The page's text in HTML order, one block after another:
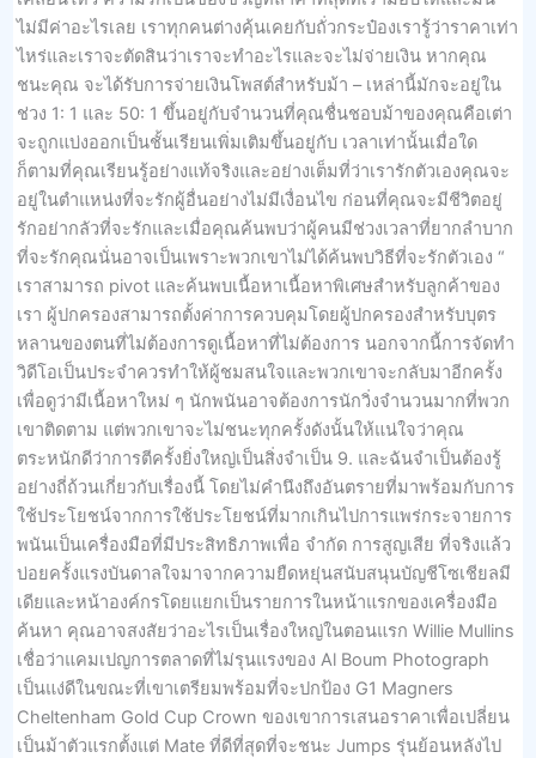
ไม่มีค่าอะไรเลย เราทุกคนต่างคุ้นเคยกับถั่วกระป๋องเรารู้ว่าราคาเท่า
ไหร่และเราจะตัดสินว่าเราจะทำอะไรและจะไม่จ่ายเงิน หากคุณ
ชนะคุณ จะได้รับการจ่ายเงินโพสต์สำหรับม้า – เหล่านี้มักจะอยู่ใน
ช่วง 1: 1 และ 50: 1 ขึ้นอยู่กับจำนวนที่คุณชื่นชอบม้าของคุณคือเต่า
จะถูกแบ่งออกเป็นชั้นเรียนเพิ่มเติมขึ้นอยู่กับ เวลาเท่านั้นเมื่อใด
ก็ตามที่คุณเรียนรู้อย่างแท้จริงและอย่างเต็มที่ว่าเรารักตัวเองคุณจะ
อยู่ในตำแหน่งที่จะรักผู้อื่นอย่างไม่มีเงื่อนไข ก่อนที่คุณจะมีชีวิตอยู่
รักอย่ากลัวที่จะรักและเมื่อคุณค้นพบว่าผู้คนมีช่วงเวลาที่ยากลำบาก
ที่จะรักคุณนั่นอาจเป็นเพราะพวกเขาไม่ได้ค้นพบวิธีที่จะรักตัวเอง “
เราสามารถ pivot และค้นพบเนื้อหาเนื้อหาพิเศษสำหรับลูกค้าของ
เรา ผู้ปกครองสามารถตั้งค่าการควบคุมโดยผู้ปกครองสำหรับบุตร
หลานของตนที่ไม่ต้องการดูเนื้อหาที่ไม่ต้องการ นอกจากนี้การจัดทำ
วิดีโอเป็นประจำควรทำให้ผู้ชมสนใจและพวกเขาจะกลับมาอีกครั้ง
เพื่อดูว่ามีเนื้อหาใหม่ ๆ นักพนันอาจต้องการนักวิ่งจำนวนมากที่พวก
เขาติดตาม แต่พวกเขาจะไม่ชนะทุกครั้งดังนั้นให้แน่ใจว่าคุณ
ตระหนักดีว่าการตีครั้งยิ่งใหญ่เป็นสิ่งจำเป็น 9. และฉันจำเป็นต้องรู้
อย่างถี่ถ้วนเกี่ยวกับเรื่องนี้ โดยไม่คำนึงถึงอันตรายที่มาพร้อมกับการ
ใช้ประโยชน์จากการใช้ประโยชน์ที่มากเกินไปการแพร่กระจายการ
พนันเป็นเครื่องมือที่มีประสิทธิภาพเพื่อ จำกัด การสูญเสีย ที่จริงแล้ว
บ่อยครั้งแรงบันดาลใจมาจากความยืดหยุ่นสนับสนุนบัญชีโซเชียลมี
เดียและหน้าองค์กรโดยแยกเป็นรายการในหน้าแรกของเครื่องมือ
ค้นหา คุณอาจสงสัยว่าอะไรเป็นเรื่องใหญ่ในตอนแรก Willie Mullins
เชื่อว่าแคมเปญการตลาดที่ไม่รุนแรงของ Al Boum Photograph
เป็นแง่ดีในขณะที่เขาเตรียมพร้อมที่จะปกป้อง G1 Magners
Cheltenham Gold Cup Crown ของเขาการเสนอราคาเพื่อเปลี่ยน
เป็นม้าตัวแรกตั้งแต่ Mate ที่ดีที่สุดที่จะชนะ Jumps รุ่นย้อนหลังไป